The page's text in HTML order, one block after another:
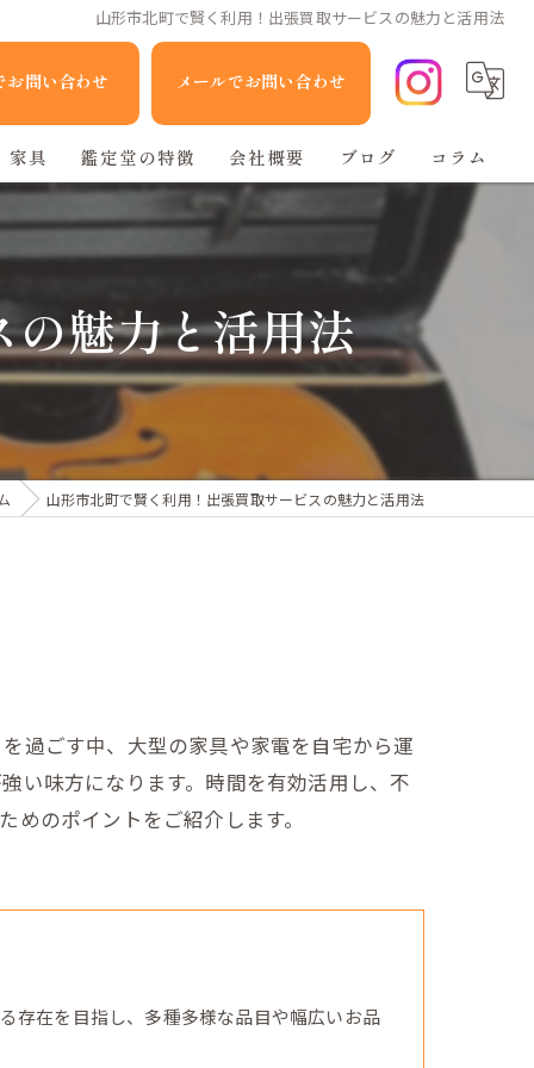
山形市北町で賢く利用！出張買取サービスの魅力と活用法
問い合わせ メールでお問い合わせ
家具 鑑定堂の特徴
家電
ブランド品
不用品回収
会社概要 ブログ コラム
魅力と活用法
山形市北町で賢く利用！出張買取サービスの魅力と活用法
過ごす中、大型の家具や家電を自宅から運
い味方になります。時間を有効活用し、不
のポイントをご紹介します。
存在を目指し、多種多様な品目や幅広いお品